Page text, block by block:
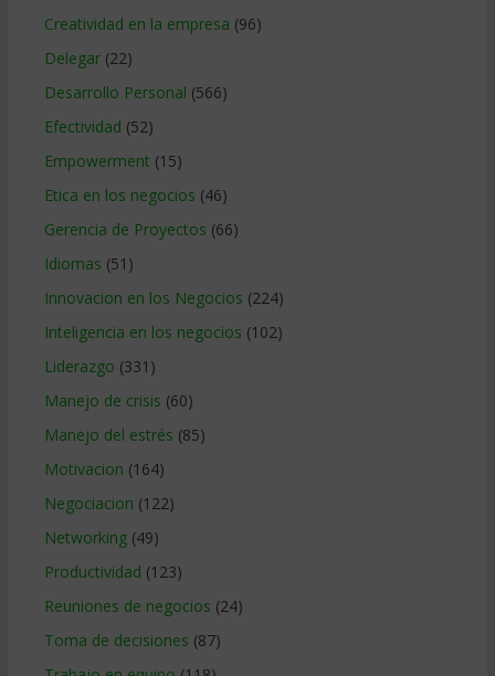
Creatividad en la empresa (96)
Delegar(22)
Desarrollo Personal (566)
Efectividad (52)
Empowerment (15)
Etica en los negocios (46)
Gerencia de Proyectos (66)
Idiomas (51)
Innovacion en los Negocios (224)
Inteligencia en los negocios (102)
Liderazgo (331)
Manejo de crisis (60)
Manejo del estrés (85)
Motivacion (164)
Negociacion (122)
Networking(49)
Productividad (123)
Reuniones de negocios (24)
Toma de decisiones (87)